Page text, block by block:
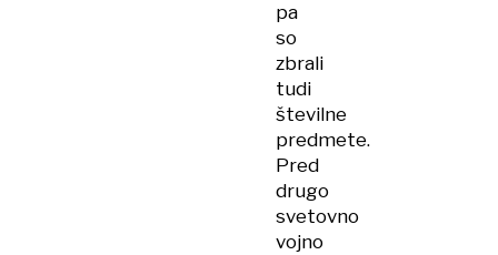
pa
so
zbrali
tudi
številne
predmete.
Pred
drugo
svetovno
vojno